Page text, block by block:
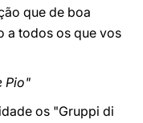
que de boa
a todos os que vos
Pio"
os "Gruppi di